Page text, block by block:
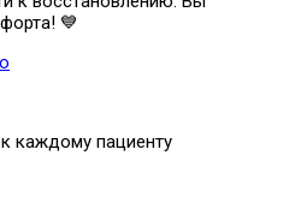
💙
каждому пациенту